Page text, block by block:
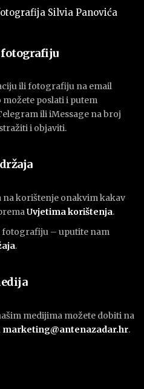
Silvia Panovića
fotografiju
ili fotografiju na email
možete poslati i putem
ili iMessage na broj
i objaviti.
na korištenje onakvim kakav
Uvjetima korištenja.
fotografiju – uputite nam
.
medijima možete dobiti na
marketing@antenazadar.hr.